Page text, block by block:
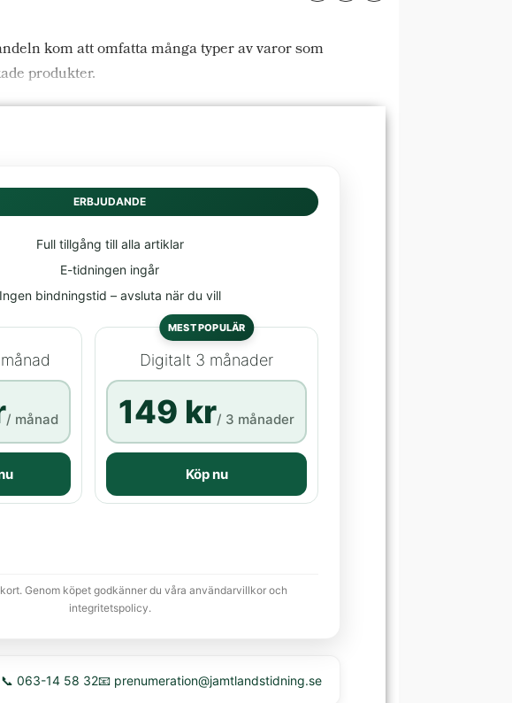
kom att omfatta många typer av varor som
produkter.
ERBJUDANDE
Full tillgång till alla artiklar
E-tidningen ingår
Ingen bindningstid – avsluta när du vill
/ månad
MEST POPULÄR
Digitalt 3 månader
149 kr/ 3 månader
Köp nu
Genom köpet godkänner du våra användarvillkor och
integritetspolicy.
📞 063-14 58 32📧 prenumeration@jamtlandstidning.se